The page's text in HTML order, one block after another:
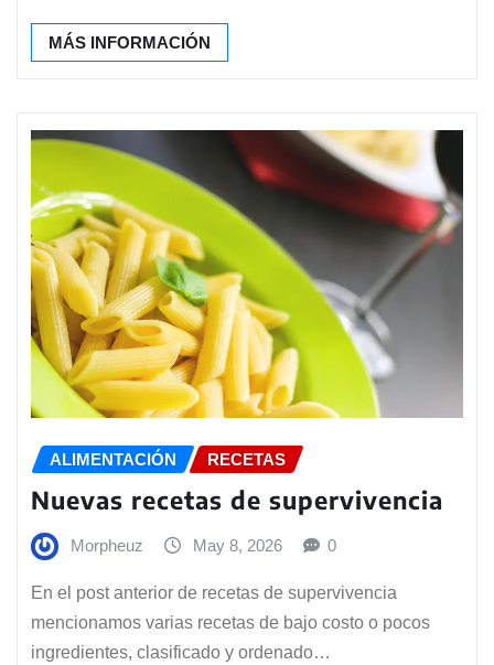
MÁS INFORMACIÓN
ALIMENTACIÓN RECETAS
Nuevas recetas de supervivencia
Morpheuz May 8, 2026 0
En el post anterior de recetas de supervivencia
mencionamos varias recetas de bajo costo o pocos
ingredientes, clasificado y ordenado…